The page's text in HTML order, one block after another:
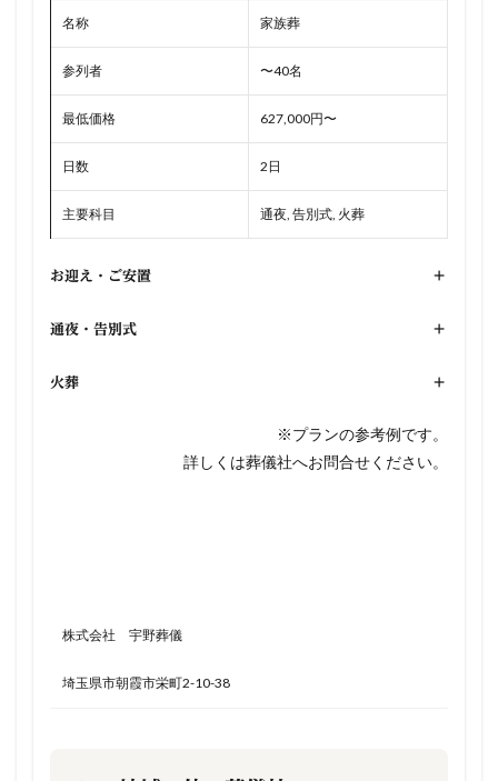
名称 家族葬
参列者 〜40名
最低価格 627,000円〜
日数 2日
主要科目 通夜, 告別式, 火葬
お迎え・ご安置 +
通夜・告別式 +
火葬 +
※プランの参考例です。
詳しくは葬儀社へお問合せください。
株式会社 宇野葬儀
埼玉県市朝霞市栄町2-10-38